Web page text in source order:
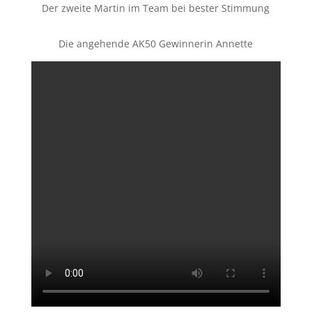
Der zweite Martin im Team bei bester Stimmung
Die angehende AK50 Gewinnerin Annette